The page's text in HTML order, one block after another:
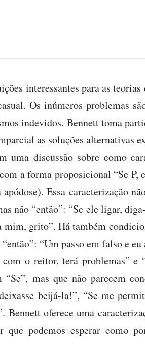
interessantes para as
Os inúmeros problemas
indevidos. Bennett toma
as soluções alternativas
discussão sobre como
a forma proposicional “Se P,
Essa caracterização
não “então”: “Se ele ligar,
mim, grito”. Há também
“Um passo em falso e
o reitor, terá problemas” e
mas que não parecem
beijá-la!”, “Se me
Bennett oferece uma
que podemos esperar como